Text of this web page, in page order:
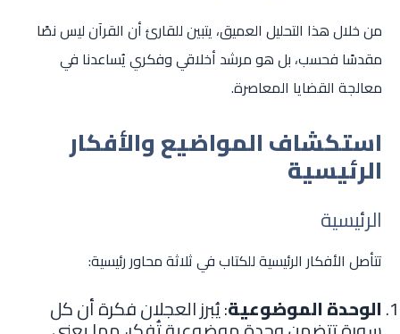
من خلال هذا التحليل العميق، يتبين للقارئ أن القرآن ليس نصًا
مقدسًا فحسب، بل هو مرشد أخلاقي وفكري يُساعدنا في
معالجة القضايا المعاصرة.
استكشاف المواضيع والأفكار
الرئيسية
الرئيسية
تتأصل الأفكار الرئيسية للكتاب في ثلاثة محاور رئيسية:
الوحدة الموضوعية: يُبرز العجلان فكرة أن كل